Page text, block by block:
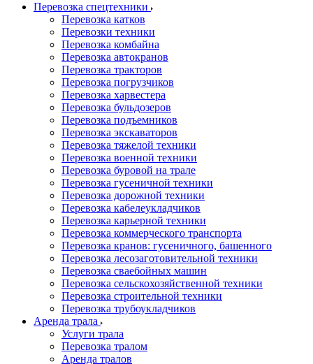
Перевозка спецтехники
Перевозка катков
Перевозки техники
Перевозка комбайна
Перевозка автокранов
Перевозка тракторов
Перевозка погрузчиков
Перевозка харвестера
Перевозка бульдозеров
Перевозка подъемников
Перевозка экскаваторов
Перевозка тяжелой техники
Перевозка военной техники
Перевозка буровой на трале
Перевозка гусеничной техники
Перевозка дорожной техники
Перевозка кабелеукладчиков
Перевозка карьерной техники
Перевозка коммерческого транспорта
Перевозка кранов: гусеничного, башенного
Перевозка лесозаготовительной техники
Перевозка сваебойных машин
Перевозка сельскохозяйственной техники
Перевозка строительной техники
Перевозка трубоукладчиков
Аренда трала
Услуги трала
Перевозка тралом
Аренда тралов